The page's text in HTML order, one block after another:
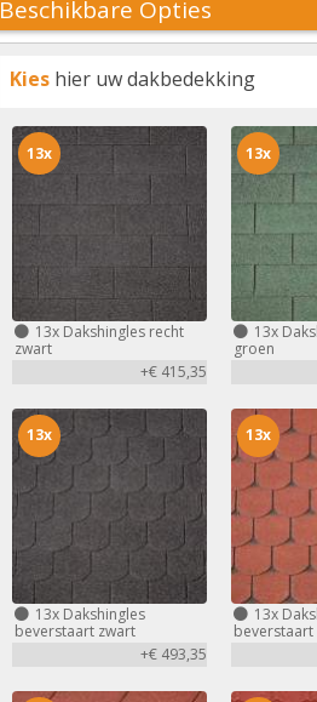
Beschikbare Opties
Kies hier uw dakbedekking
13x Dakshingles recht
zwart
+€ 415,35
13x
13x
groen
13x
13x Dakshingles
beverstaart zwart
+€ 493,35
13x
13x
13x